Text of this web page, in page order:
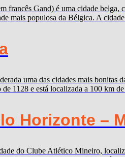
francês Gand) é uma cidade
mais populosa da Bélgica. A
uma das cidades mais bonitas
1128 e está localizada a 100 km
Horizonte –
do Clube Atlético Mineiro,